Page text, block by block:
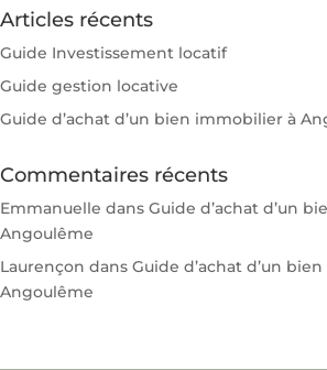
Articles récents
Guide Investissement locatif
Guide gestion locative
Guide d’achat d’un bien immobilier à
Commentaires récents
Emmanuelle dans Guide d’achat d’un
Angoulême
Laurençon dans Guide d’achat d’un
Angoulême